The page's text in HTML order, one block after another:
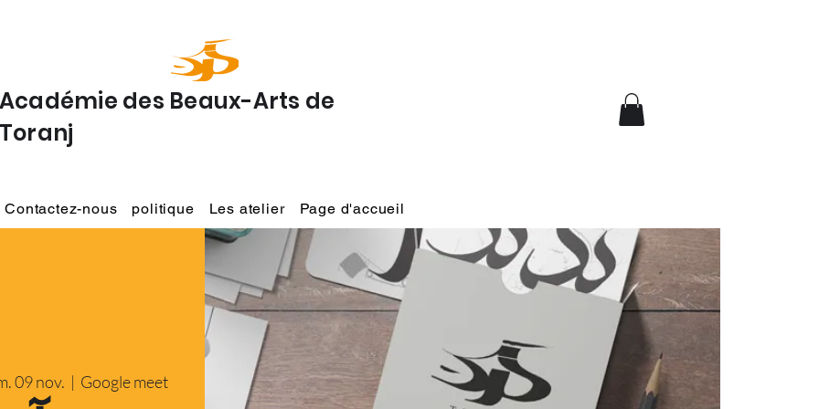
Académie des Beaux-Arts de
Toranj
Contactez-nous politique Les atelier Page d'accueil
09 nov.
  |
Google meet